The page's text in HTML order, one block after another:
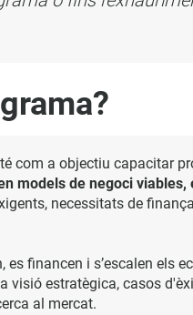
té com a objectiu capacitar
models de negoci
necessitats de
financen i s’escalen els
visió estratègica, casos
al mercat.